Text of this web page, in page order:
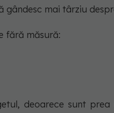
mai târziu
fără măsură:
deoarece sunt